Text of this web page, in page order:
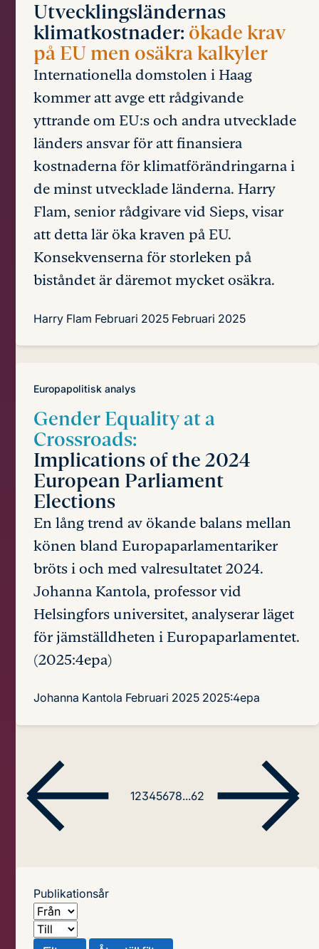
Utvecklingsländernas
klimatkostnader: ökade krav
på EU men osäkra kalkyler
Internationella domstolen i Haag
kommer att avge ett rådgivande
yttrande om EU:s och andra utvecklade
länders ansvar för att finansiera
kostnaderna för klimatförändringarna i
de minst utvecklade länderna. Harry
Flam, senior rådgivare vid Sieps, visar
att detta lär öka kraven på EU.
Konsekvenserna för storleken på
biståndet är däremot mycket osäkra.
Harry Flam Februari 2025 Februari 2025
Europapolitisk analys
Gender Equality at a
Crossroads:
Implications of the 2024
European Parliament
Elections
En lång trend av ökande balans mellan
könen bland Europaparlamentariker
bröts i och med valresultatet 2024.
Johanna Kantola, professor vid
Helsingfors universitet, analyserar läget
för jämställdheten i Europaparlamentet.
(2025:4epa)
Johanna Kantola Februari 2025 2025:4epa
12345678...62
Publikationsår
Från
Till